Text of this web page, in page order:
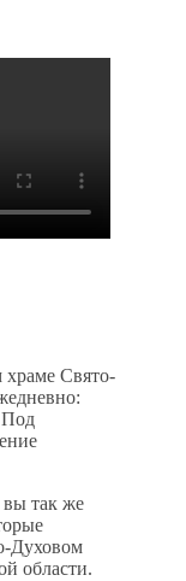
храме Свято-
Под
так же
Духовом
области.